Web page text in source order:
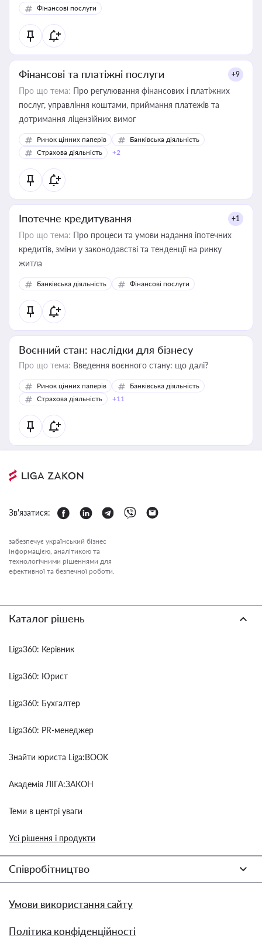
Фінансові послуги
Фінансові та платіжні послуги +9
Про що тема: Про регулювання фінансових і платіжних
послуг, управління коштами, приймання платежів та
дотримання ліцензійних вимог
Ринок цінних паперів
Банківська діяльність
Страхова діяльність
+2
Іпотечне кредитування +1
Про що тема: Про процеси та умови надання іпотечних
кредитів, зміни у законодавстві та тенденції на ринку
житла
Банківська діяльність Фінансові послуги
Воєнний стан: наслідки для бізнесу
Про що тема: Введення воєнного стану: що далі?
Ринок цінних паперів
Банківська діяльність
Страхова діяльність
+11
Зв'язатися:
забезпечує український бізнес
інформацією, аналітикою та
технологічними рішеннями для
ефективної та безпечної роботи.
Каталог рішень
Liga360: Керівник
Liga360: Юрист
Liga360: Бухгалтер
Liga360: PR-менеджер
Знайти юриста Liga:BOOK
Академія ЛІГА:ЗАКОН
Теми в центрі уваги
Усі рішення і продукти
Співробітництво
Умови використання сайту
Політика конфіденційності